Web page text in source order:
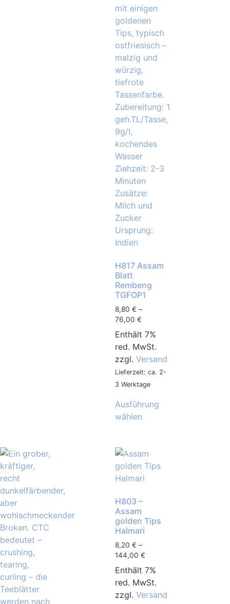
H817 Assam
Blatt
Rembeng
TGFOP1
8,80 € –
76,00 €
Enthält 7%
red. MwSt.
zzgl. Versand
Lieferzeit: ca. 2-
3 Werktage
Ausführung
wählen
H803 –
Assam
golden Tips
Halmari
8,20 € –
144,00 €
Enthält 7%
red. MwSt.
zzgl. Versand